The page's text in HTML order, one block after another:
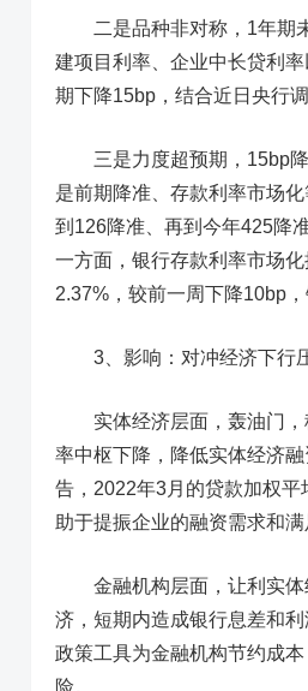
二是品种非对称，1年期
建项目利率、企业中长贷利
期下降15bp，结合近日央行
三是力度超预期，15bp
是前期降准、存款利率市场
到126降准、再到今年425降
一方面，银行存款利率市场
2.37%，较前一周下降10bp
3、影响：对冲经济下行
实体经济层面，轰油门，
率中枢下降，降低实体经济
告，2022年3月的贷款加权
助于提振企业的融资需求和
金融机构层面，让利实体
济，短期内造成银行息差和
政策工具为金融机构节约成
险。